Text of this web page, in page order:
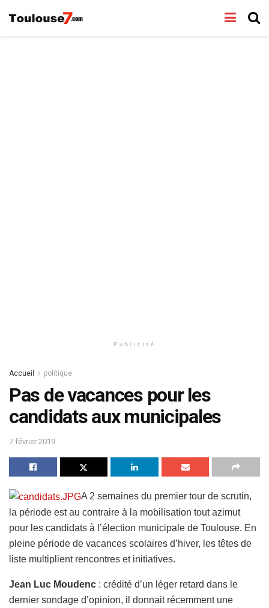
Publicité
Accueil politique
Pas de vacances pour les
candidats aux municipales
7 février 2019
A 2 semaines du premier tour de scrutin,
la période est au contraire à la mobilisation tout azimut
pour les candidats à l’élection municipale de Toulouse. En
pleine période de vacances scolaires d’hiver, les têtes de
liste multiplient rencontres et initiatives.
Jean Luc Moudenc : crédité d’un léger retard dans le
dernier sondage d’opinion, il donnait récemment une